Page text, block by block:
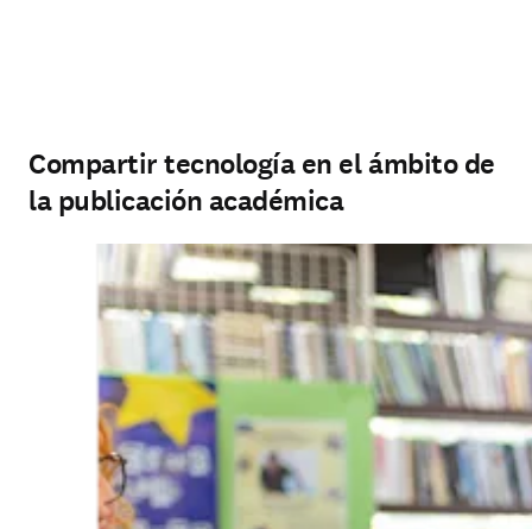
Compartir tecnología en el ámbito de
la publicación académica